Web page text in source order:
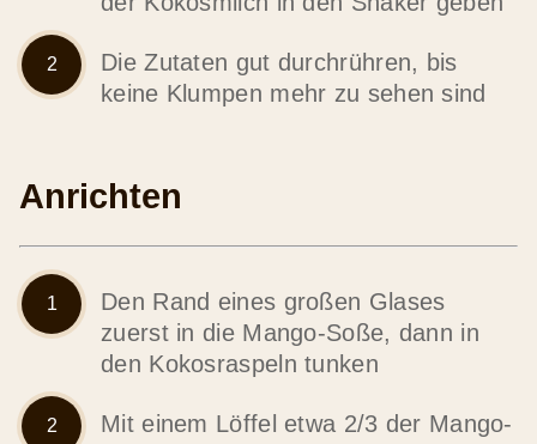
Die Zutaten gut durchrühren, bis
keine Klumpen mehr zu sehen sind
Anrichten
Den Rand eines großen Glases
zuerst in die Mango-Soße, dann in
den Kokosraspeln tunken
Mit einem Löffel etwa 2/3 der Mango-